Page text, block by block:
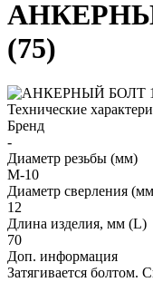
(75)
Технические
Бренд
-
Диаметр резьбы (мм)
М-10
Диаметр сверления
12
Длина изделия, мм (L)
70
Доп. информация
Затягивается болтом.